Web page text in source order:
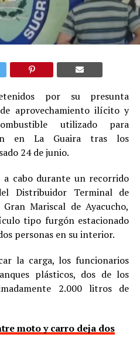
por su presunta
aprovechamiento ilícito y
utilizado para
en La Guaira tras los
24 de junio.
cabo durante un recorrido
Distribuidor Terminal de
Mariscal de Ayacucho,
tipo furgón estacionado
personas en su interior.
la carga, los funcionarios
plásticos, dos de los
2.000 litros de
moto y carro deja dos